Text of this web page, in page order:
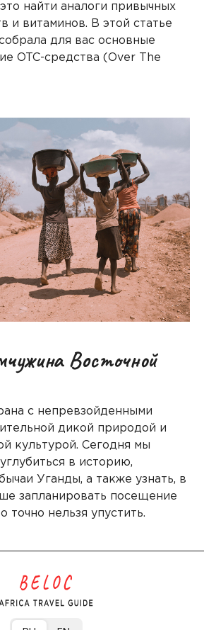
найти аналоги привычных
и витаминов. В этой статье
для вас основные
OTC-средства (Over The
Восточной
с непревзойденными
дикой природой и
культурой. Сегодня мы
в историю,
Уганды, а также узнать, в
запланировать посещение
точно нельзя упустить.